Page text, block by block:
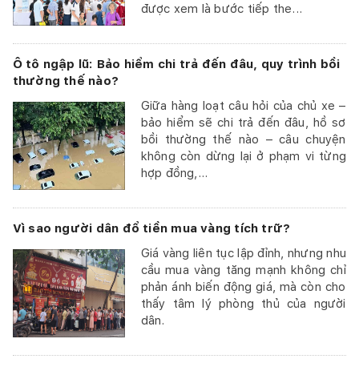
được xem là bước tiếp the...
Ô tô ngập lũ: Bảo hiểm chi trả đến đâu, quy trình bồi
thường thế nào?
Giữa hàng loạt câu hỏi của chủ xe –
bảo hiểm sẽ chi trả đến đâu, hồ sơ
bồi thường thế nào – câu chuyện
không còn dừng lại ở phạm vi từng
hợp đồng,...
Vì sao người dân đổ tiền mua vàng tích trữ?
Giá vàng liên tục lập đỉnh, nhưng nhu
cầu mua vàng tăng mạnh không chỉ
phản ánh biến động giá, mà còn cho
thấy tâm lý phòng thủ của người
dân.